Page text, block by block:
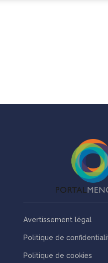
Avertissement légal
Politique de
Politique de cookies